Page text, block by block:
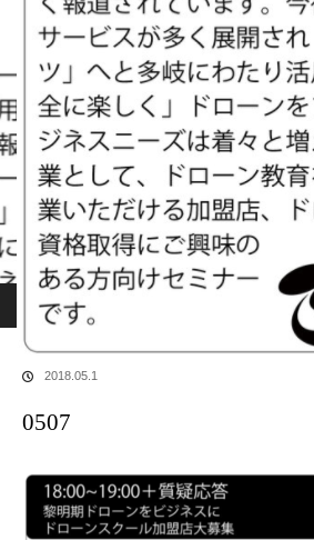
ホーム
ブログ
2018.05.1
0507